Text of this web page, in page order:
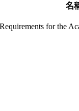
名
for the